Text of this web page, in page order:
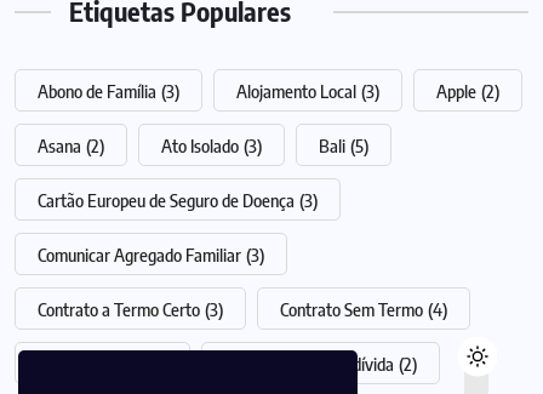
Etiquetas Populares
Abono de Família (3) Alojamento Local (3) Apple (2)
Asana (2) Ato Isolado (3) Bali (5)
Cartão Europeu de Seguro de Doença (3)
Comunicar Agregado Familiar (3)
Contrato a Termo Certo (3) Contrato Sem Termo (4)
declaração de não dívida (2)